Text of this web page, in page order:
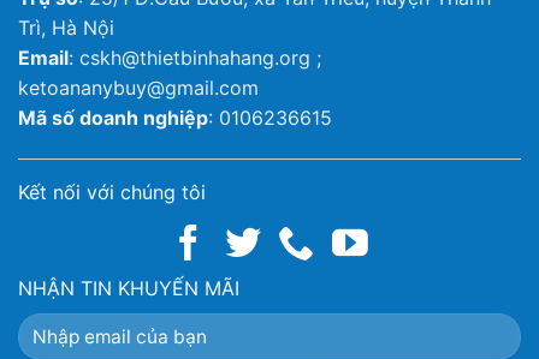
Trì, Hà Nội
Email: cskh@thietbinhahang.org ;
ketoananybuy@gmail.com
Mã số doanh nghiệp: 0106236615
Kết nối với chúng tôi
NHẬN TIN KHUYẾN MÃI